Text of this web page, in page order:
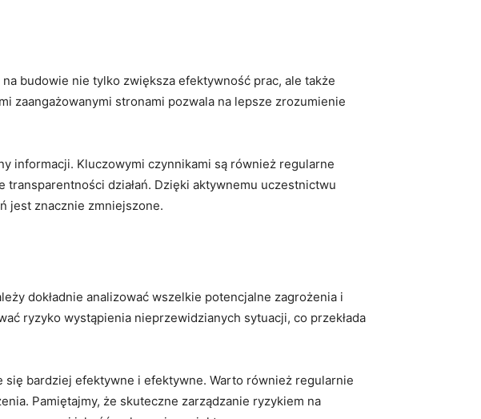
budowie nie tylko⁢ zwiększa efektywność prac, ​ale także
zaangażowanymi stronami pozwala na lepsze zrozumienie
informacji. Kluczowymi czynnikami‍ są również​ regularne
działań. Dzięki aktywnemu ‍uczestnictwu
jest znacznie zmniejszone.
dokładnie ⁤analizować wszelkie potencjalne‌ zagrożenia i
​ryzyko wystąpienia nieprzewidzianych‌ sytuacji, ⁢co przekłada
bardziej efektywne i efektywne.⁢ Warto ‍również regularnie
⁤Pamiętajmy, ⁢że‍ skuteczne zarządzanie ryzykiem na